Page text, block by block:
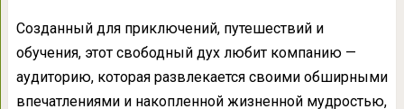
Созданный для приключений, путешествий и
обучения, этот свободный дух любит компанию —
аудиторию, которая развлекается своими обширными
впечатлениями и накопленной жизненной мудростью,